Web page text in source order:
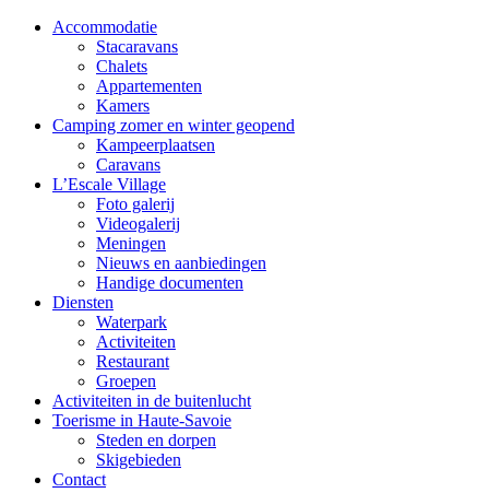
Accommodatie
Stacaravans
Chalets
Appartementen
Kamers
Camping zomer en winter geopend
Kampeerplaatsen
Caravans
L’Escale Village
Foto galerij
Videogalerij
Meningen
Nieuws en aanbiedingen
Handige documenten
Diensten
Waterpark
Activiteiten
Restaurant
Groepen
Activiteiten in de buitenlucht
Toerisme in Haute-Savoie
Steden en dorpen
Skigebieden
Contact